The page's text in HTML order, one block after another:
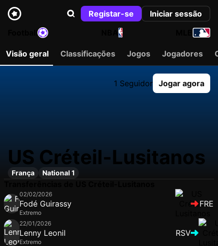
Registar-se
Iniciar sessão
NBA
Visão geral Classificações Jogos Jogadores
1 Seguidor Jogar agora
US Créteil-Lusitanos
França National 1
02/02/2026
Fodé Guirassy
Extremo
FRE
22/01/2026
Lenny Leonil
Extremo
RSV